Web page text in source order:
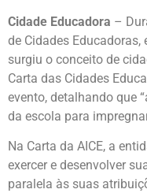
Cidade Educadora –
de Cidades Educadoras,
surgiu o conceito de
Carta das Cidades
evento, detalhando que
da escola para
Na Carta da AICE, a
exercer e desenvolver
paralela às suas